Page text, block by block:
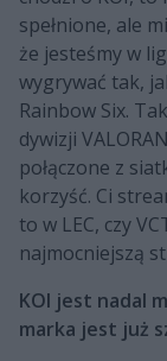
spełnione, ale
że jesteśmy w
wygrywać tak,
Rainbow Six.
dywizji
połączone z
korzyść. Ci
to w LEC, czy
najmocniejszą
KOI jest nadal
marka jest już